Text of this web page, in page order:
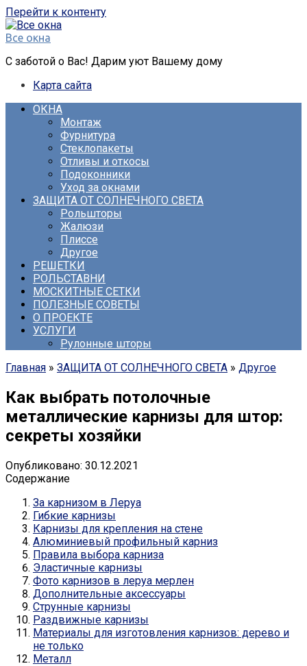
Перейти к контенту
Все окна
С заботой о Вас! Дарим уют Вашему дому
Карта сайта
ОКНА
Монтаж
Фурнитура
Стеклопакеты
Отливы и откосы
Подоконники
Уход за окнами
ЗАЩИТА ОТ СОЛНЕЧНОГО СВЕТА
Рольшторы
Жалюзи
Плиссе
Другое
РЕШЕТКИ
РОЛЬСТАВНИ
МОСКИТНЫЕ СЕТКИ
ПОЛЕЗНЫЕ СОВЕТЫ
О ПРОЕКТЕ
УСЛУГИ
Рулонные шторы
Главная » ЗАЩИТА ОТ СОЛНЕЧНОГО СВЕТА » Другое
Как выбрать потолочные
металлические карнизы для штор:
секреты хозяйки
Опубликовано: 30.12.2021
Содержание
За карнизом в Леруа
Гибкие карнизы
Карнизы для крепления на стене
Алюминиевый профильный карниз
Правила выбора карниза
Эластичные карнизы
Фото карнизов в леруа мерлен
Дополнительные аксессуары
Струнные карнизы
Раздвижные карнизы
Материалы для изготовления карнизов: дерево и
не только
Металл